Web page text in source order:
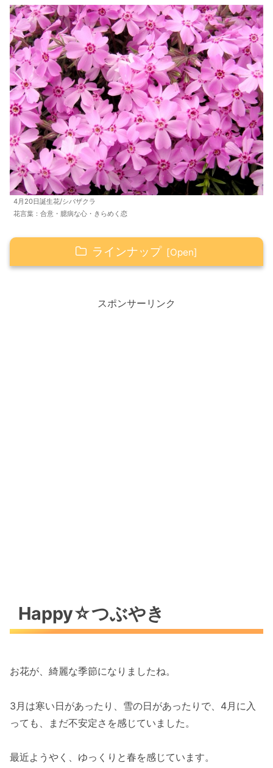
4月20日誕生花/シバザクラ
花言葉：合意・臆病な心・きらめく恋
ラインナップ
Happy☆アイテムスポンサーリンク
Happy☆つぶやき
お花が、綺麗な季節になりましたね。
3月は寒い日があったり、雪の日があったりで、4月に入
っても、まだ不安定さを感じていました。
最近ようやく、ゆっくりと春を感じています。